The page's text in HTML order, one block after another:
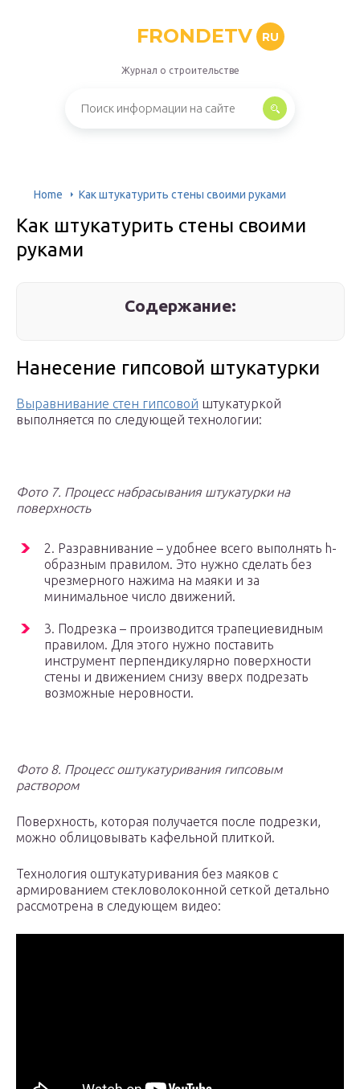
FRONDETV RU
Журнал о строительстве
Home Как штукатурить стены своими руками
Как штукатурить стены своими
руками
Содержание:
Нанесение гипсовой штукатурки
Выравнивание стен гипсовой штукатуркой
выполняется по следующей технологии:
Фото 7. Процесс набрасывания штукатурки на
поверхность
2. Разравнивание – удобнее всего выполнять h-
образным правилом. Это нужно сделать без
чрезмерного нажима на маяки и за
минимальное число движений.
3. Подрезка – производится трапециевидным
правилом. Для этого нужно поставить
инструмент перпендикулярно поверхности
стены и движением снизу вверх подрезать
возможные неровности.
Фото 8. Процесс оштукатуривания гипсовым
раствором
Поверхность, которая получается после подрезки,
можно облицовывать кафельной плиткой.
Технология оштукатуривания без маяков с
армированием стекловолоконной сеткой детально
рассмотрена в следующем видео: